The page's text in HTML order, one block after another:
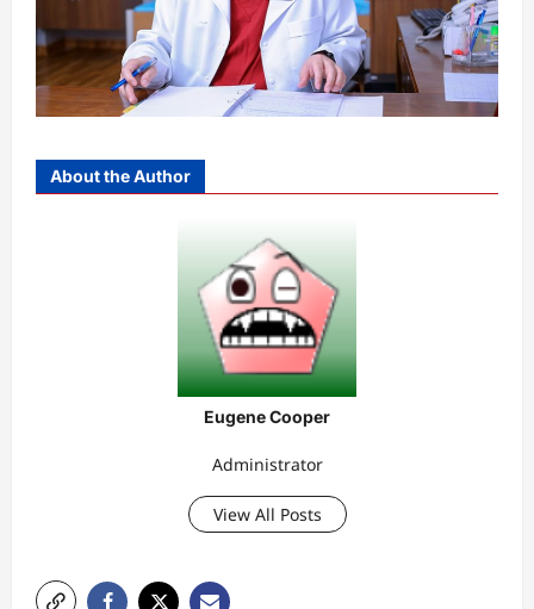
About the Author
Eugene Cooper
Administrator
View All Posts